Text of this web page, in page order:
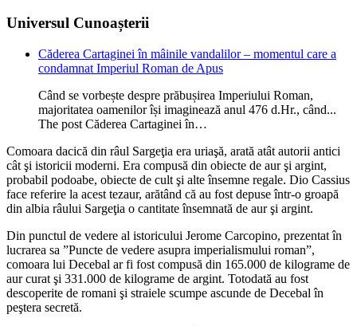
Universul Cunoașterii
Căderea Cartaginei în mâinile vandalilor – momentul care a
condamnat Imperiul Roman de Apus
Când se vorbește despre prăbușirea Imperiului Roman,
majoritatea oamenilor își imaginează anul 476 d.Hr., când...
The post Căderea Cartaginei în…
Comoara dacică din râul Sargeţia era uriaşă, arată atât autorii antici
cât şi istoricii moderni. Era compusă din obiecte de aur şi argint,
probabil podoabe, obiecte de cult şi alte însemne regale. Dio Cassius
face referire la acest tezaur, arătând că au fost depuse într-o groapă
din albia râului Sargeţia o cantitate însemnată de aur şi argint.
Din punctul de vedere al istoricului Jerome Carcopino, prezentat în
lucrarea sa ”Puncte de vedere asupra imperialismului roman”,
comoara lui Decebal ar fi fost compusă din 165.000 de kilograme de
aur curat şi 331.000 de kilograme de argint. Totodată au fost
descoperite de romani şi straiele scumpe ascunde de Decebal în
peştera secretă.